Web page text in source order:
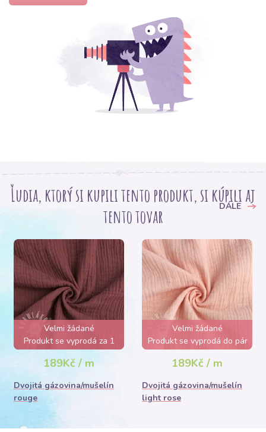
Ľudia, ktorý si kupili tento produkt, si kúpili aj
tento tovar
DÁLE
Velmi žádané
Produkt se vyprodá za 1
den
189Kč / m
Dvojitá gázovina/mušelín
rouge
Velmi žádané
Produkt se vyprodá do pár
hodin
189Kč / m
Dvojitá gázovina/mušelín
light rose